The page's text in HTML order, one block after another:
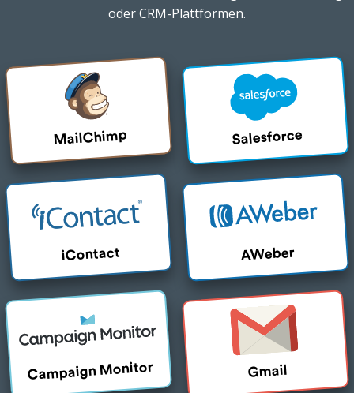
oder CRM-Plattformen.
MailChimp Salesforce
iContact AWeber
Campaign Monitor Gmail